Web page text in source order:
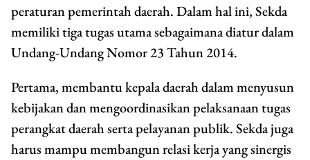
peraturan pemerintah daerah. Dalam hal ini, Sekda
memiliki tiga tugas utama sebagaimana diatur dalam
Undang-Undang Nomor 23 Tahun 2014.
Pertama, membantu kepala daerah dalam menyusun
kebijakan dan mengoordinasikan pelaksanaan tugas
perangkat daerah serta pelayanan publik. Sekda juga
harus mampu membangun relasi kerja yang sinergis